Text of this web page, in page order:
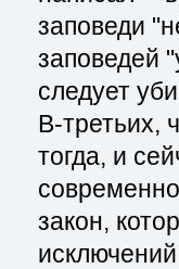
заповеди
заповедей
следует
В-третьих,
тогда, и
закон,